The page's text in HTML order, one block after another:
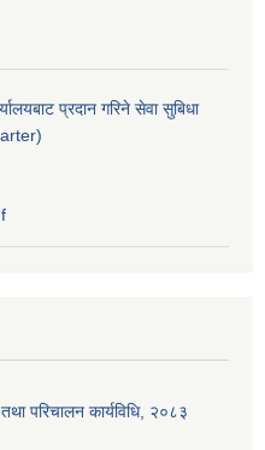
प्रदान गरिने सेवा सुबिधा
परिचालन कार्यविधि, २०८३